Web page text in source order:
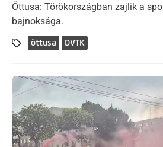
Öttusa: Törökországban zajlik a
bajnoksága.
öttusa DVTK